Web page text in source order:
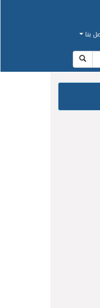
بنا